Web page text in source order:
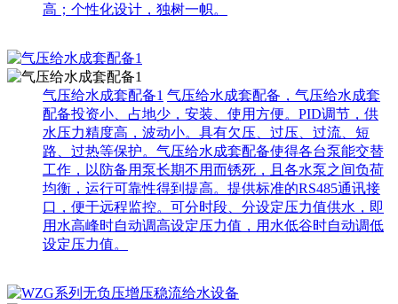
高；个性化设计，独树一帜。
气压给水成套配备1 气压给水成套配备，气压给水成套
配备投资小、占地少，安装、使用方便。PID调节，供
水压力精度高，波动小。具有欠压、过压、过流、短
路、过热等保护。气压给水成套配备使得各台泵能交替
工作，以防备用泵长期不用而锈死，且各水泵之间负荷
均衡，运行可靠性得到提高。提供标准的RS485通讯接
口，便于远程监控。可分时段、分设定压力值供水，即
用水高峰时自动调高设定压力值，用水低谷时自动调低
设定压力值。